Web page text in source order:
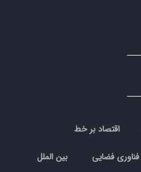
اقتصاد بر خط
فناوری فضایی بین الملل